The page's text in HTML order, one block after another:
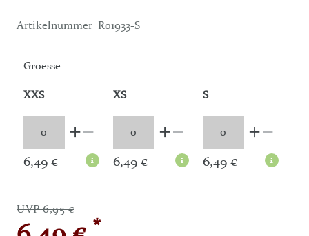
Artikelnummer R01933-S
Groesse
XXS XS S
6,49 € 6,49 € 6,49 €
UVP 6,95 €
*